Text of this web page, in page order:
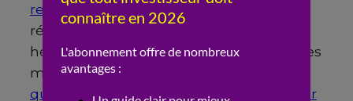
rentabilité nette
, car les charges
récupérables changent la donne. Si vous
hésitez sur le mode de détention pour ces
murs souvent coûteux, demandez-vous
qu’est-ce qu’une SCI et pourquoi en créer